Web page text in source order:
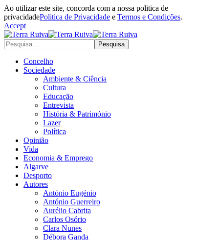
Ao utilizar este site, concorda com a nossa politica de
privacidadePolitica de Privacidade e Termos e Condições.
Accept
Concelho
Sociedade
Ambiente & Ciência
Cultura
Educação
Entrevista
História & Património
Lazer
Política
Opinião
Vida
Economia & Emprego
Algarve
Desporto
Autores
António Eugénio
António Guerreiro
Aurélio Cabrita
Carlos Osório
Clara Nunes
Débora Ganda